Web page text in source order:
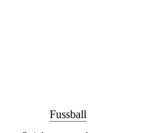
Fussball